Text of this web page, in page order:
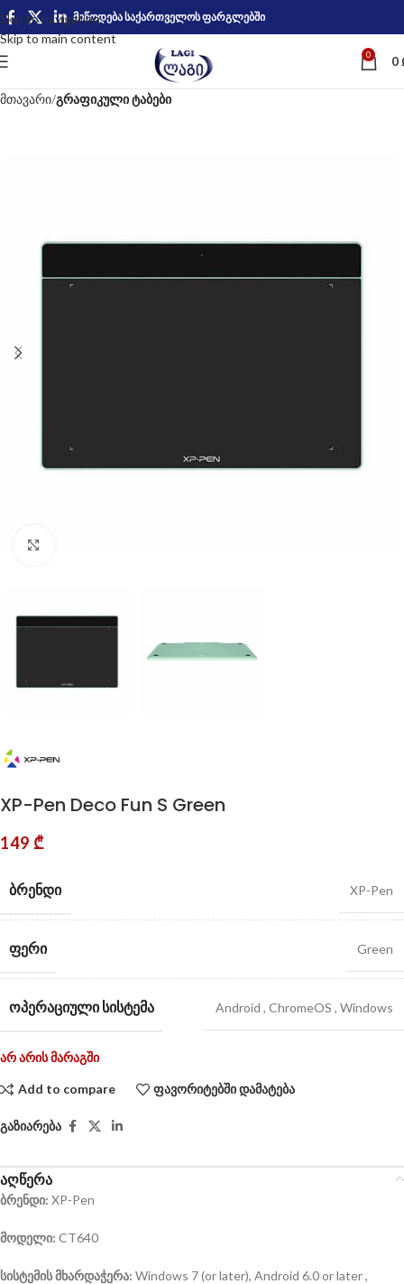
Skip to navigation
Skip to main content
მიწოდება საქართველოს ფარგლებში
0 0
მთავარი გრაფიკული ტაბები
XP-Pen Deco Fun S Green
149 ₾
ᲑᲠᲔᲜᲓᲘ XP-Pen
ᲤᲔᲠᲘ Green
ᲝᲞᲔᲠᲐᲪᲘᲣᲚᲘ ᲡᲘᲡᲢᲔᲛᲐ Android , ChromeOS , Windows
არ არის მარაგში
Add to compare ფავორიტებში დამატება
გაზიარება
აღწერა
ბრენდი: XP-Pen
მოდელი: CT640
სისტემის მხარდაჭერა: Windows 7 (or later), Android 6.0 or later ,